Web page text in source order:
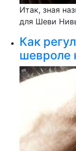
Итак, зная
для Шеви
Как
шевроле